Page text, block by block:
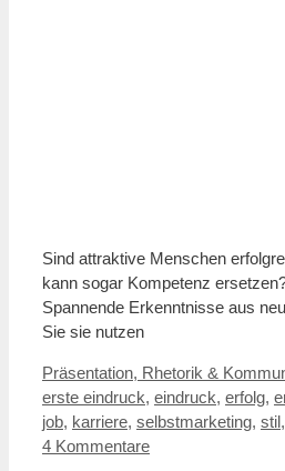
Sind attraktive Menschen
kann sogar Kompetenz
Spannende Erkenntnisse aus
Sie sie nutzen
Kategorien
Präsentation, Rhetorik &
erste eindruck, eindruck, erfolg,
job, karriere, selbstmarketing, stil,
4 Kommentare